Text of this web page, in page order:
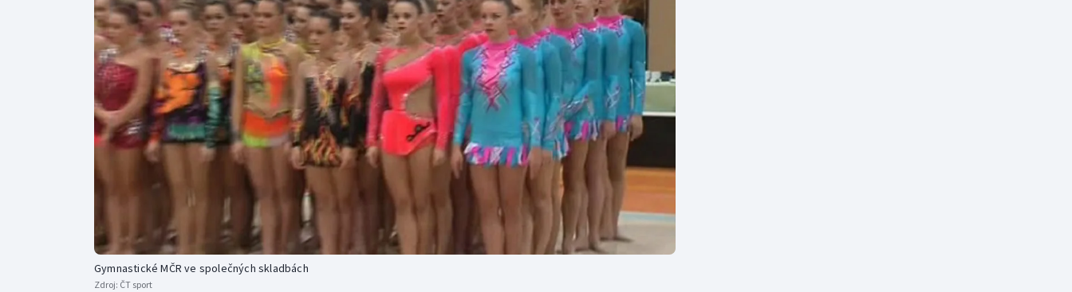
Curling
Dostihy
Florbal
Futsal
Gymnastika
Moderní pětiboj
Motorsport
Olympijské hry
Parasport
Plavání
Plážový volejbal
Triatlon
Veslování
Vodní slalom
Volejbal
Ostatní
Gymnastické MČR ve společných skladbách
Zdroj: ČT sport